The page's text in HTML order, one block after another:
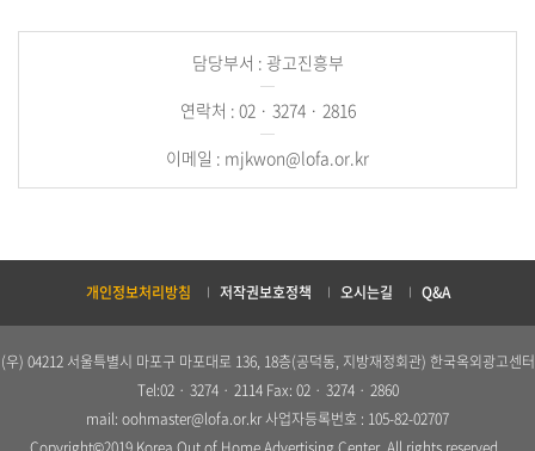
담당부서 : 광고진흥부
연락처 : 02 · 3274 · 2816
이메일 : mjkwon@lofa.or.kr
개인정보처리방침 저작권보호정책 오시는길 Q&A
(우) 04212 서울특별시 마포구 마포대로 136, 18층(공덕동, 지방재정회관) 한국옥외광고센터
Tel:02 · 3274 · 2114 Fax: 02 · 3274 · 2860
mail: oohmaster@lofa.or.kr 사업자등록번호 : 105-82-02707